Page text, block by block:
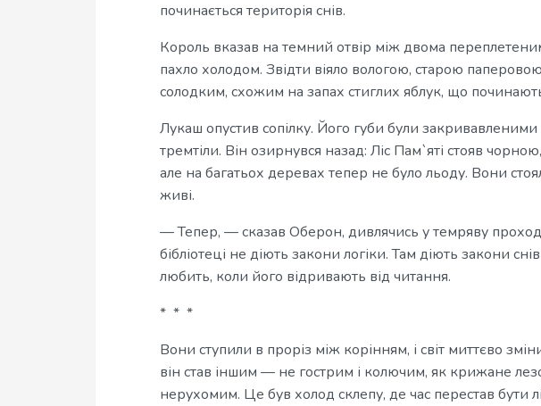
починається територія снів.
Король вказав на темний отвір між двома
пахло холодом. Звідти віяло вологою, старою
солодким, схожим на запах стиглих яблук, що починають
Лукаш опустив сопілку. Його губи були закривавленими
тремтіли. Він озирнувся назад: Ліс Пам`яті стояв
але на багатьох деревах тепер не було льоду. Вони
живі.
— Тепер, — сказав Оберон, дивлячись у темряву
бібліотеці не діють закони логіки. Там діють закони
любить, коли його відривають від читання.
* * *
Вони ступили в проріз між корінням, і світ миттєво
він став іншим — не гострим і колючим, як крижане
нерухомим. Це був холод склепу, де час перестав бути